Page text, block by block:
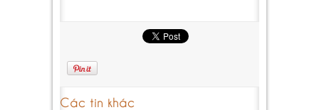
Các tin khác